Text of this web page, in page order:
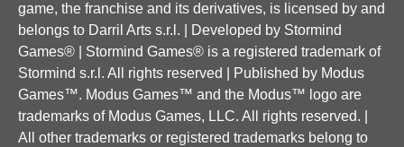
game, the franchise and its derivatives, is licensed by and
belongs to Darril Arts s.r.l. | Developed by Stormind
Games® | Stormind Games® is a registered trademark of
Stormind s.r.l. All rights reserved | Published by Modus
Games™. Modus Games™ and the Modus™ logo are
trademarks of Modus Games, LLC. All rights reserved. |
All other trademarks or registered trademarks belong to